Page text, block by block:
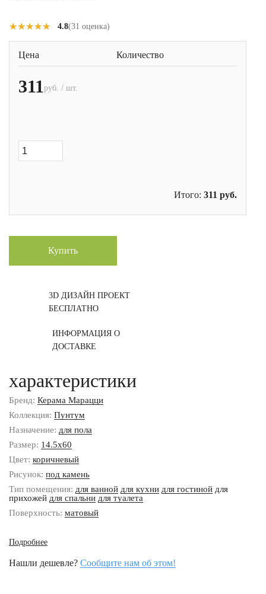
★★★★★
★★★★★ 4.8(31 оценка)
Цена Количество
311руб. / шт.
Итого: 311 руб.
Купить
3D ДИЗАЙН ПРОЕКТ
БЕСПЛАТНО
ИНФОРМАЦИЯ О
ДОСТАВКЕ
характеристики
Бренд: Керама Марацци
Коллекция: Пунтум
Назначение: для пола
Размер: 14.5x60
Цвет: коричневый
Рисунок: под камень
Тип помещения: для ванной для кухни для гостиной для
прихожей для спальни для туалета
Поверхность: матовый
Подробнее
Нашли дешевле? Сообщите нам об этом!